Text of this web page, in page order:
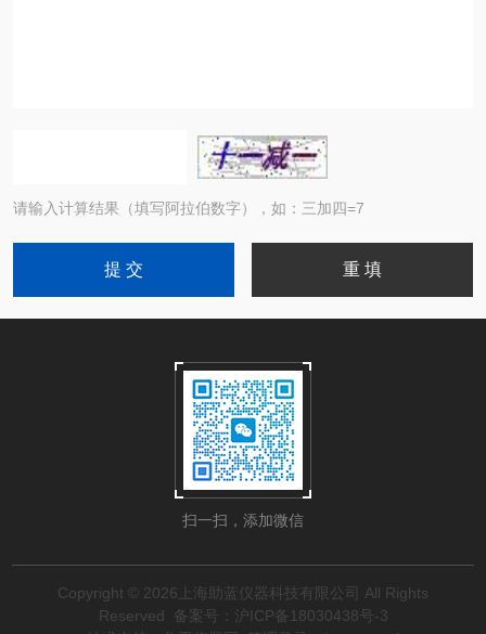
请输入计算结果（填写阿拉伯数字），如：三加四=7
扫一扫，添加微信
Copyright © 2026上海助蓝仪器科技有限公司 All Rights
Reserved
备案号：沪ICP备18030438号-3